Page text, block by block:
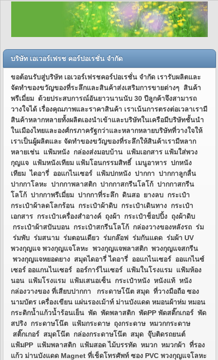
บริษัท เอเวอร์เฟรช คอร์ปอเรชั่น จำกัด
ขอต้อนรับสู่บริษัท เอเวอร์เฟรชคอร์ปอเรชั่น จำกัด เรารับผลิตและ
จัดทำของขวัญของที่ระลึกและสินค้าส่งเสริมการขายต่างๆ สินค้า
พรีเมี่ยม ด้วยประสบการณ์อันยาวนานนับ 30 ปีลูกค้าจึงสามารถ
วางใจได้ เรื่องคุณภาพและราคาสินค้า เราเน้นการตรงต่อเวลาเรามี
สินค้าหลากหลายทั้งผลิตเองนำเข้าและบริษัทในเครือมีบริษัทชั้นนำ
ในเมืองไทยและองศ์กรภาครัฐกว่าและหลากหลายบริษัทที่วางใจให้
เราเป็นผู้ผลิตและ จัดทำของขวัญของที่ระลึกให้สินค้าเรามีหลาก
หลายเช่น แฟ้มหนัง กล่องส่งมอบบ้าน แฟ้มเอกสาร แฟ้มใส่พวง
กุญแจ แฟ้มหนังเทียม แฟ้มโอนกรรมสิทธิ์ เมนูอาหาร ปกหนัง
เทียม ไดอารี่ ออแกไนเซอร์ แฟ้มปกหนัง ปากกา ปากกาลูกลื่น
ปากกาโลหะ ปากกาพลาสติก ปากกาสกรีนโลโก้ ปากกาสกรีน
โลโก้ ปากกาพรีเมี่ยม ปากกาที่ระลึก ดินสอ ยางลบ กระเป๋า
กระเป๋าผ้าลดโลกร้อน กระเป๋าผ้าดิบ กระเป๋าเดินทาง กระเป๋า
เอกสาร กระเป๋าเครื่องสำอางค์ ถุงผ้า กระเป๋าช็อปปิ้ง ถุงผ้าดิบ
กระเป๋าผ้าสปันบอน กระเป๋าสกรีนโลโก้ กล่องวางของหลังรถ ร่ม
ร่มพับ ร่มสนาม ร่มตอนเดียว ร่มกล๊อฟ ร่มกันแดด ร่มผ้า UV
พวงกุญแจ พวงกุญแจโลหะ พวงกุญแจพลาสติก พวงกุญแจสกรีน
พวงกุญแจหยอดยาง สมุดไดอารี่ ไดอารี่ ออแกไนเซอร์ ออแกไนซ์
เซอร์ ออแกนไนเซอร์ ออร์การ์ไนเซอร์ แฟ้มในโรงแรม แฟ้มห้อง
นอน แฟ้มโรงแรม แฟ้มเสนอเซ็น กระเป๋าหนัง หนังแท้ หนัง
กล่องวางของ ที่เสียบปากกา กระดาษโน๊ต สมุด ที่วางมือถือ ซอง
นามบัตร เครื่องเขียน แผ่นรองเม้าท์ ม่านบังแดด หมอนผ้าห่ม หมอน
กระติกน้ำแก้วน้ำร้อนเย็น พัด พัดพลาสติก พัดPP พัดสติ๊กเกอร์ พัด
สปริง กระดาษโน๊ต แฟ้มกระดาษ ถุงกระดาษ หมวกกระดาษ
สติ๊กเกอร์ สมุดโน๊ต กล่องกระดาษโน๊ต สมุด จุ๊บติดรถยนต์
แฟ้มPP แฟ้มพลาสติก แฟ้มสอด ไม้บรรทัด หมวก หมวกผ้า ที่รอง
แก้ว ม่านบังแดด Magnet ที่เช็ดโทรศัพท์ ซอง PVC พวงกุญแจโลหะ